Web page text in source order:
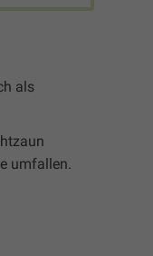
als
umfallen.